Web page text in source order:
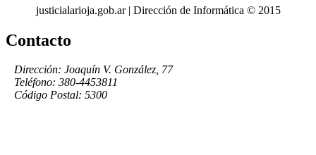
justicialarioja.gob.ar | Dirección de Informática © 2015
Contacto
Dirección: Joaquín V. González, 77
Teléfono: 380-4453811
Código Postal: 5300